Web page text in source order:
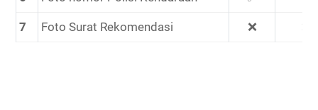
7 Foto Surat Rekomendasi ❌